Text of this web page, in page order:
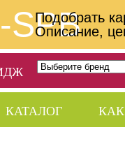
SPB
Подобрать
Описание,
КАТАЛОГ КАК